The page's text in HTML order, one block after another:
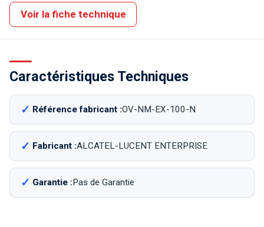
Voir la fiche technique
Caractéristiques Techniques
Référence fabricant :OV-NM-EX-100-N
Fabricant :ALCATEL-LUCENT ENTERPRISE
Garantie :Pas de Garantie